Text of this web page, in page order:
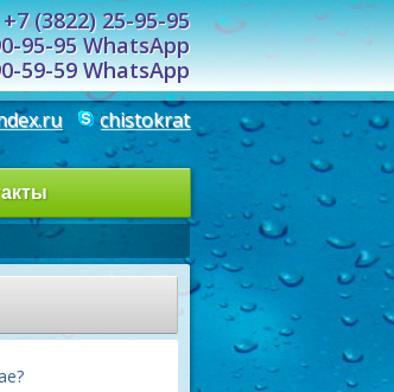
(3822) 25-95-95
95-95 WhatsApp
59-59 WhatsApp
chistokrat